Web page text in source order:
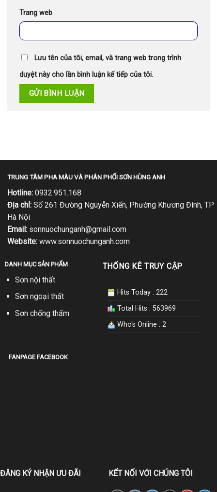
Trang web
Lưu tên của tôi, email, và trang web trong trình
duyệt này cho lần bình luận kế tiếp của tôi.
TRUNG TÂM PHA MÀU VÀ PHÂN PHỐI SƠN HÙNG ANH
Hotline: 0932.951.168
Địa chỉ: Số 261 Đường Nguyễn Xiển, Phường Khương Đình, TP
Hà Nội
Email: sonnuochunganh@gmail.com
Website: www.sonnuochunganh.com
DANH MỤC SẢN PHẨM
Sơn nội thất
Sơn ngoại thất
Sơn chống thấm
THỐNG KÊ TRUY CẬP
Hits Today : 222
Total Hits : 563969
Who's Online : 2
FANPAGE FACEBOOK
ĐĂNG KÝ NHẬN ƯU ĐÃI KẾT NỐI VỚI CHÚNG TÔI